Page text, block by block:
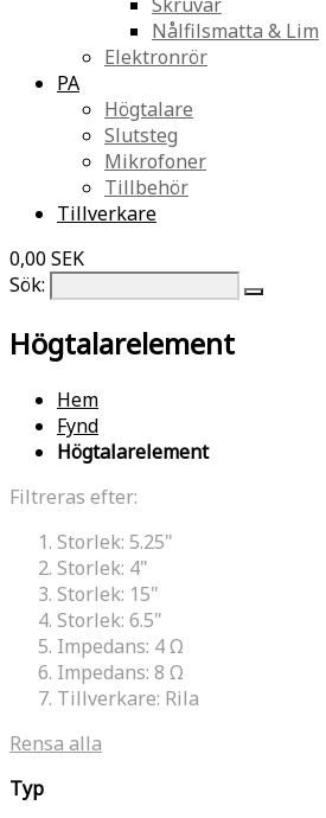
Nålfilsmatta & Lim
Elektronrör
PA
Högtalare
Slutsteg
Mikrofoner
Tillbehör
Tillverkare
0,00 SEK
Sök:
Högtalarelement
Hem
Fynd
Högtalarelement
Filtreras efter:
Storlek: 5.25"
Storlek: 4"
Storlek: 15"
Storlek: 6.5"
Impedans: 4 Ω
Impedans: 8 Ω
Tillverkare: Rila
Rensa alla
Typ